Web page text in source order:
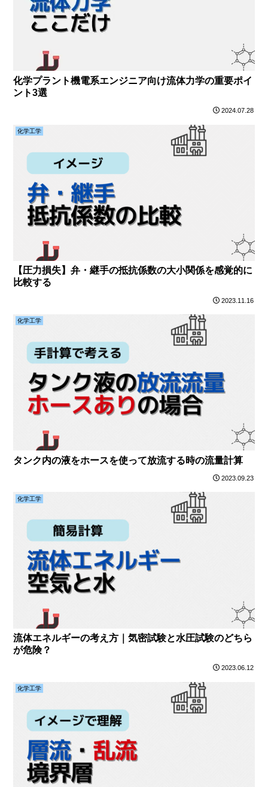
化学プラント機電系エンジニア向け流体力学の重要ポイ
ント3選
2024.07.28
化学工学
【圧力損失】弁・継手の抵抗係数の大小関係を感覚的に
比較する
2023.11.16
化学工学
タンク内の液をホースを使って放流する時の流量計算
2023.09.23
化学工学
流体エネルギーの考え方｜気密試験と水圧試験のどちら
が危険？
2023.06.12
化学工学